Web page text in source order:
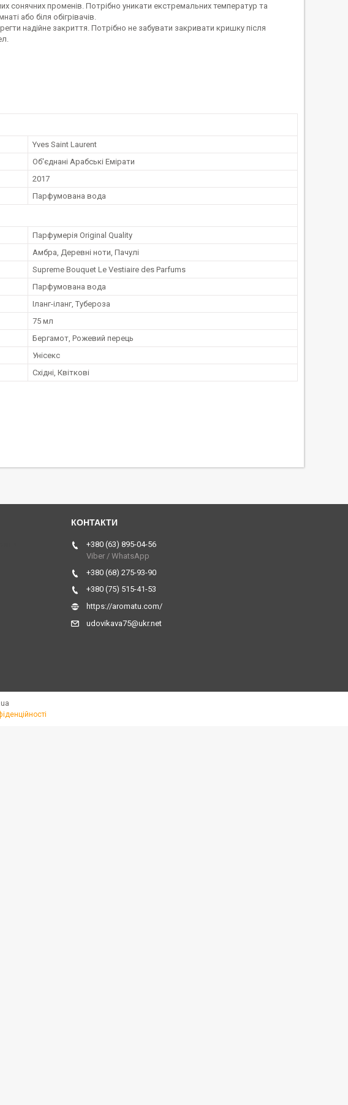
сонячних променів. Потрібно уникати екстремальних температур та
або біля обігрівачів.
надійне закриття. Потрібно не забувати закривати кришку після
Yves Saint Laurent
Об'єднані Арабські Емірати
2017
Парфумована вода
Парфумерія Original Quality
Амбра, Деревні ноти, Пачулі
Supreme Bouquet Le Vestiaire des Parfums
Парфумована вода
Іланг-іланг, Тубероза
75 мл
Бергамот, Рожевий перець
Унісекс
Східні, Квіткові
+380 (63) 895-04-56
Viber / WhatsApp
+380 (68) 275-93-90
+380 (75) 515-41-53
https://aromatu.com/
udovikava75@ukr.net